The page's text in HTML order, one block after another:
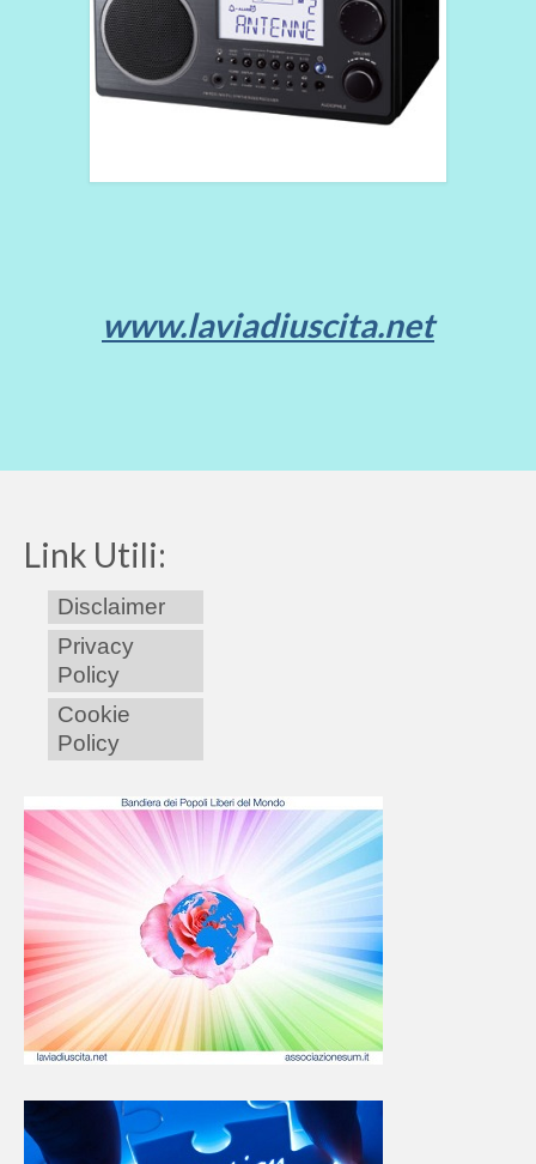
www.laviadiuscita.net
Link Utili:
Disclaimer
Privacy
Policy
Cookie
Policy